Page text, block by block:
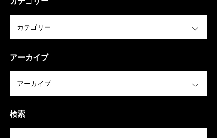
アーカイブ
検索